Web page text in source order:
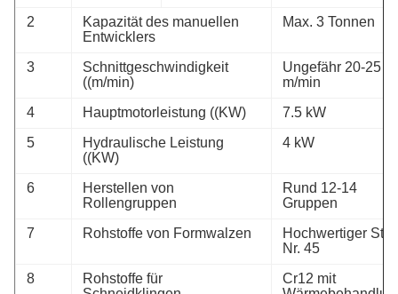
2
Kapazität des manuellen
Entwicklers
Max. 3 Tonnen
3
Schnittgeschwindigkeit
((m/min)
Ungefähr 20-25
m/min
4
Hauptmotorleistung ((KW)
7.5 kW
5
Hydraulische Leistung
((KW)
4 kW
6
Herstellen von
Rollengruppen
Rund 12-14
Gruppen
7
Rohstoffe von Formwalzen
Hochwertiger
Nr. 45
8
Rohstoffe für
Cr12 mit